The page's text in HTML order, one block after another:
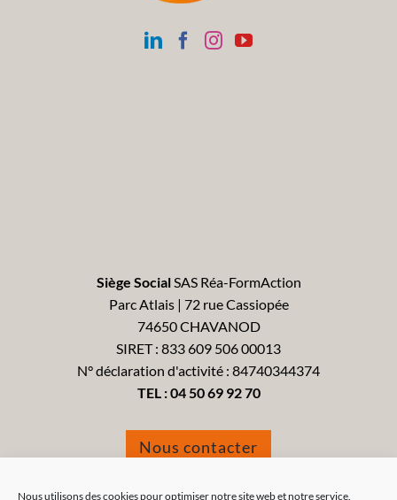
Nous utilisons des cookies pour optimiser notre site web et notre service.
Siège SocialSAS Réa-FormAction
Parc Atlais | 72 rue Cassiopée
74650 CHAVANOD
SIRET : 833 609 506 00013
N° déclaration d'activité : 84740344374
TEL :04 50 69 92 70
Nous contacter